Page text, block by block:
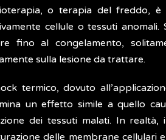
o terapia del freddo, è
cellule o tessuti anomali.
fino al congelamento,
sulla lesione da trattare.
termico, dovuto
un effetto simile a quello
dei tessuti malati. In
delle membrane cellulari e